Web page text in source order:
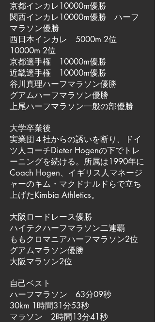
京都インカレ10000m優勝
関西インカレ10000m優勝 ハーフ
マラソン優勝
西日本インカレ 5000m 2位
10000m 2位
京都選手権 10000m優勝
近畿選手権 10000m優勝
谷川真理ハーフマラソン優勝
グアムハーフマラソン優勝
上尾ハーフマラソン一般の部優勝
大学卒業後
実業団４社からの誘いを断り、ドイ
ツ人コーチDieter Hogenの下でトレ
ーニングを続ける。所属は1990年に
Coach Hogen、イギリス人マネージ
ャーのキム・マクドナルドらで立ち
上げたKimbia Athletics。
大阪ロードレース優勝
ハイテクハーフマラソン二連覇
ももクロマニアハーフマラソン2位
グアムマラソン優勝
大阪マラソン2位
自己ベスト
ハーフマラソン 63分09秒
30km 1時間31分53秒
マラソン 2時間13分41秒